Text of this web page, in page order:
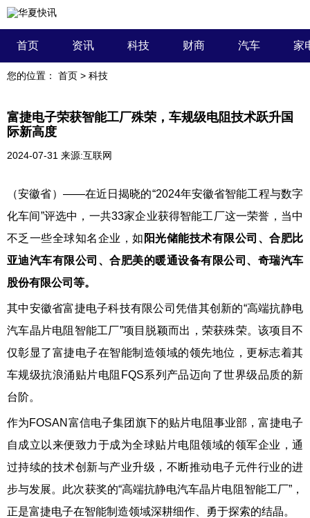
首页 资讯 科技 财商 汽车 家
您的位置： 首页 > 科技
富捷电子荣获智能工厂殊荣，车规级电阻技术跃升国
际新高度
2024-07-31 来源:互联网
（安徽省）——在近日揭晓的“2024年安徽省智能工程与数字
化车间”评选中，一共33家企业获得智能工厂这一荣誉，当中
不乏一些全球知名企业，如 阳光储能技术有限公司、合肥比
亚迪汽车有限公司、合肥美的暖通设备有限公司、奇瑞汽车
股份有限公司等。
其中安徽省富捷电子科技有限公司凭借其创新的“高端抗静电
汽车晶片电阻智能工厂”项目脱颖而出，荣获殊荣。该项目不
仅彰显了富捷电子在智能制造领域的领先地位，更标志着其
车规级抗浪涌贴片电阻FQS系列产品迈向了世界级品质的新
台阶。
作为FOSAN富信电子集团旗下的贴片电阻事业部，富捷电子
自成立以来便致力于成为全球贴片电阻领域的领军企业，通
过持续的技术创新与产业升级，不断推动电子元件行业的进
步与发展。此次获奖的“高端抗静电汽车晶片电阻智能工厂”，
正是富捷电子在智能制造领域深耕细作、勇于探索的结晶。